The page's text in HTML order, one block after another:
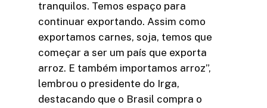
tranquilos. Temos espaço para
continuar exportando. Assim como
exportamos carnes, soja, temos que
começar a ser um país que exporta
arroz. E também importamos arroz”,
lembrou o presidente do Irga,
destacando que o Brasil compra o